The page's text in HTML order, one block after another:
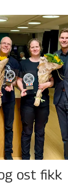
ost fikk